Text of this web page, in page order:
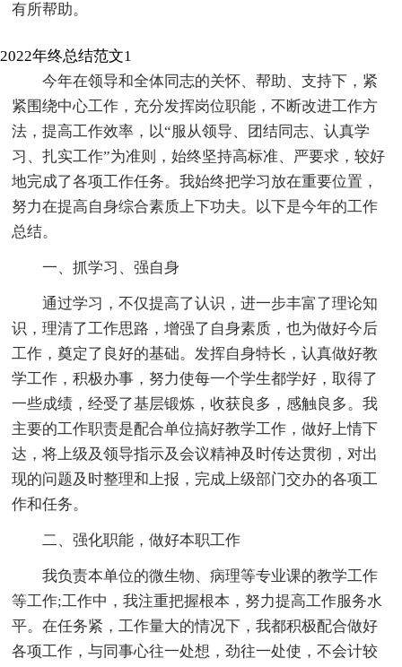
有所帮助。
2022年终总结范文1
今年在领导和全体同志的关怀、帮助、支持下，紧
紧围绕中心工作，充分发挥岗位职能，不断改进工作方
法，提高工作效率，以“服从领导、团结同志、认真学
习、扎实工作”为准则，始终坚持高标准、严要求，较好
地完成了各项工作任务。我始终把学习放在重要位置，
努力在提高自身综合素质上下功夫。以下是今年的工作
总结。
一、抓学习、强自身
通过学习，不仅提高了认识，进一步丰富了理论知
识，理清了工作思路，增强了自身素质，也为做好今后
工作，奠定了良好的基础。发挥自身特长，认真做好教
学工作，积极办事，努力使每一个学生都学好，取得了
一些成绩，经受了基层锻炼，收获良多，感触良多。我
主要的工作职责是配合单位搞好教学工作，做好上情下
达，将上级及领导指示及会议精神及时传达贯彻，对出
现的问题及时整理和上报，完成上级部门交办的各项工
作和任务。
二、强化职能，做好本职工作
我负责本单位的微生物、病理等专业课的教学工作
等工作;工作中，我注重把握根本，努力提高工作服务水
平。在任务紧，工作量大的情况下，我都积极配合做好
各项工作，与同事心往一处想，劲往一处使，不会计较